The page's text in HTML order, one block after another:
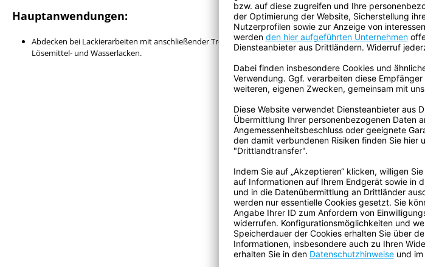
Hauptanwendungen:
Abdecken bei Lackierarbeiten mit anschließender Trocknung bis 140°C bei Verwendung von
Lösemittel- und Wasserlacken.